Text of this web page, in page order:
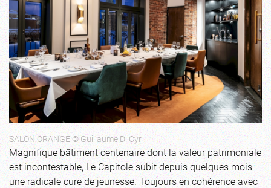
SALON ORANGE © Guillaume D. Cyr
Magnifique bâtiment centenaire dont la valeur patrimoniale
est incontestable, Le Capitole subit depuis quelques mois
une radicale cure de jeunesse. Toujours en cohérence avec